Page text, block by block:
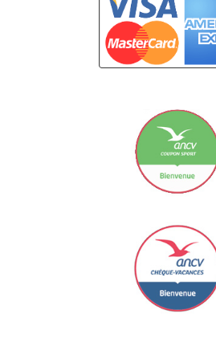
Carte Bancaire
Le Coupon Sport ancv